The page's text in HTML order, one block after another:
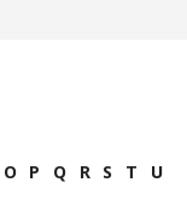
O P Q R S T
U